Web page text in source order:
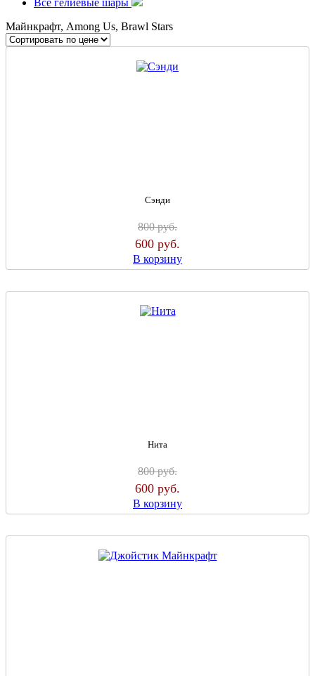
Все гелиевые шары
Майнкрафт, Among Us, Brawl Stars
Сэнди
800руб.
600 руб.
В корзину
Нита
800руб.
600 руб.
В корзину